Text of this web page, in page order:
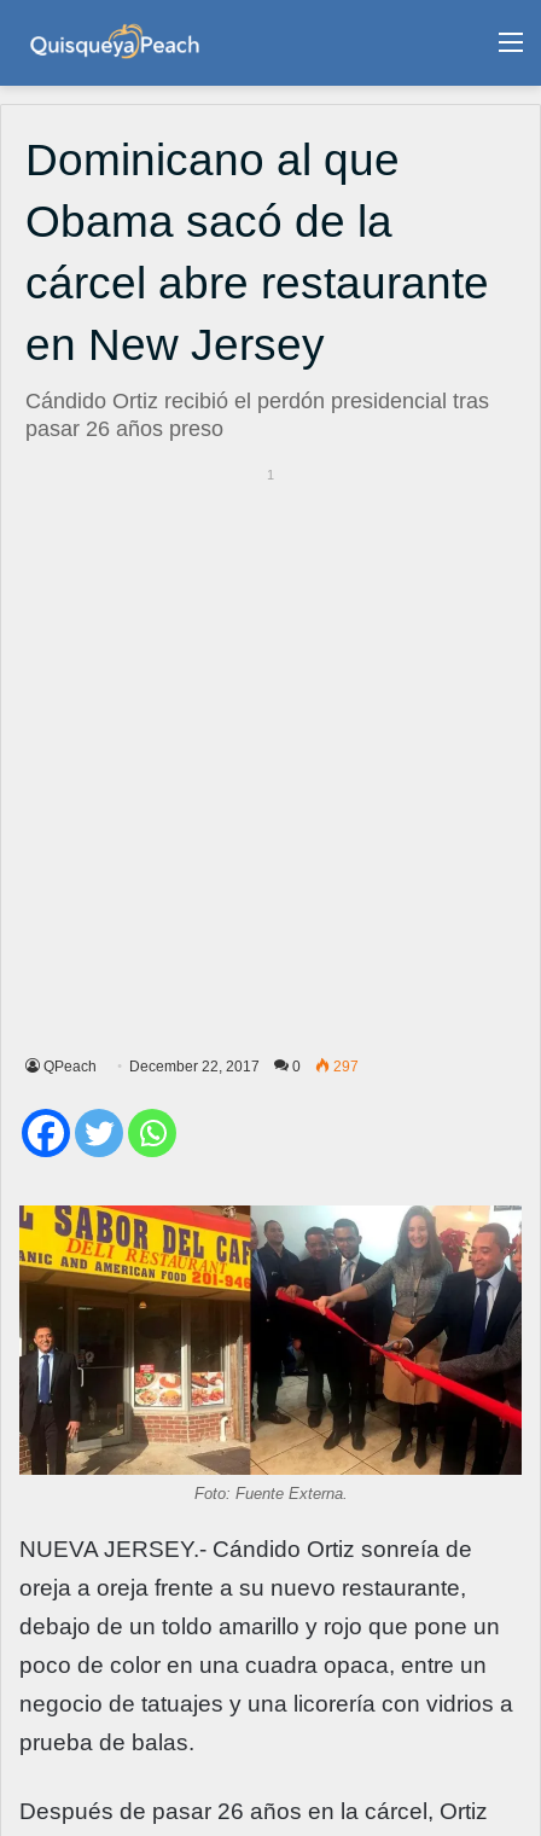
Dominicano al que
Obama sacó de la
cárcel abre restaurante
en New Jersey
Cándido Ortiz recibió el perdón presidencial tras
pasar 26 años preso
1
QPeach December 22, 2017 0 297
Foto: Fuente Externa.
NUEVA JERSEY.- Cándido Ortiz sonreía de
oreja a oreja frente a su nuevo restaurante,
debajo de un toldo amarillo y rojo que pone un
poco de color en una cuadra opaca, entre un
negocio de tatuajes y una licorería con vidrios a
prueba de balas.
Después de pasar 26 años en la cárcel, Ortiz